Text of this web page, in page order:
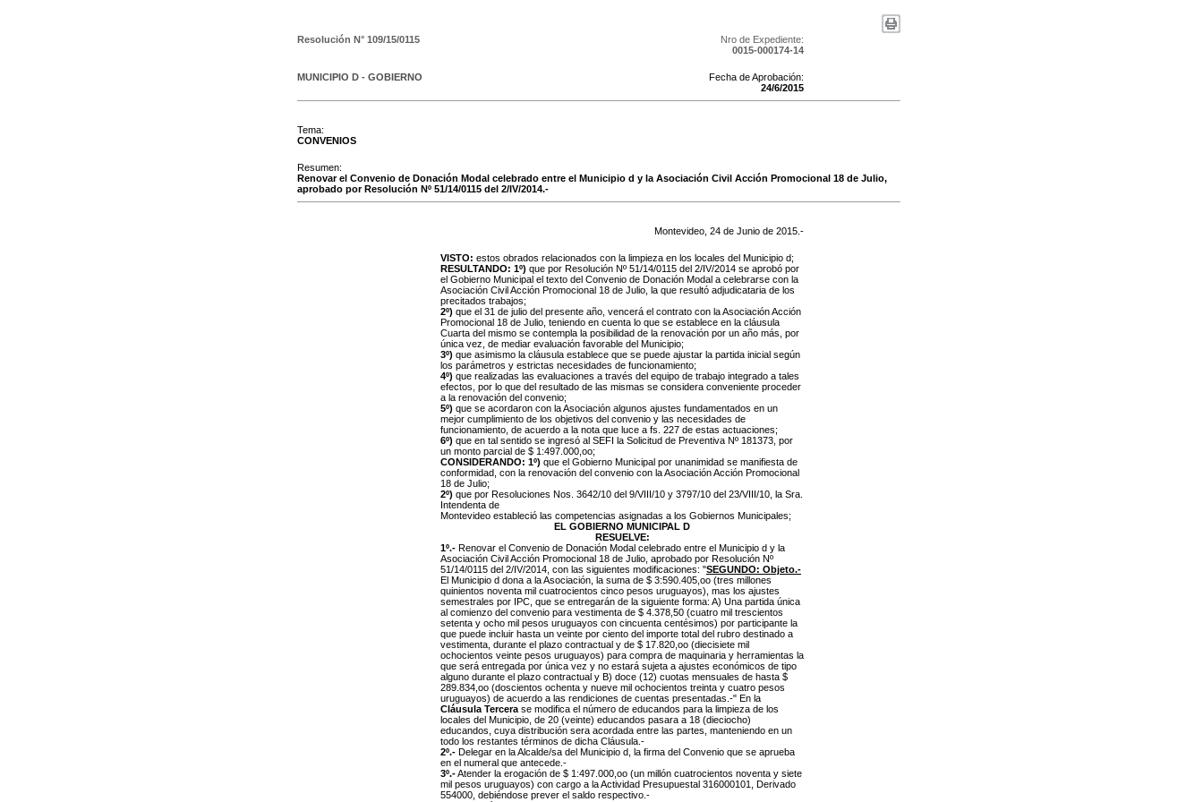
Resolución N° 109/15/0115
Nro de Expediente:
0015-000174-14
MUNICIPIO D - GOBIERNO
Fecha de Aprobación:
24/6/2015
Tema:
CONVENIOS
Resumen:
Renovar el Convenio de Donación Modal celebrado entre el Municipio d y la Asociación Civil Acción Promocional 18 de Julio,
aprobado por Resolución Nº 51/14/0115 del 2/IV/2014.-
Montevideo, 24 de Junio de 2015 .-
VISTO: estos obrados relacionados con la limpieza en los locales del Municipio d;
RESULTANDO: 1º) que por Resolución Nº 51/14/0115 del 2/IV/2014 se aprobó por
el Gobierno Municipal el texto del Convenio de Donación Modal a celebrarse con la
Asociación Civil Acción Promocional 18 de Julio, la que resultó adjudicataria de los
precitados trabajos;
2º) que el 31 de julio del presente año, vencerá el contrato con la Asociación Acción
Promocional 18 de Julio, teniendo en cuenta lo que se establece en la cláusula
Cuarta del mismo se contempla la posibilidad de la renovación por un año más, por
única vez, de mediar evaluación favorable del Municipio;
3º) que asimismo la cláusula establece que se puede ajustar la partida inicial según
los parámetros y estrictas necesidades de funcionamiento;
4º) que realizadas las evaluaciones a través del equipo de trabajo integrado a tales
efectos, por lo que del resultado de las mismas se considera conveniente proceder
a la renovación del convenio;
5º) que se acordaron con la Asociación algunos ajustes fundamentados en un
mejor cumplimiento de los objetivos del convenio y las necesidades de
funcionamiento, de acuerdo a la nota que luce a fs. 227 de estas actuaciones;
6º) que en tal sentido se ingresó al SEFI la Solicitud de Preventiva Nº 181373, por
un monto parcial de $ 1:497.000,oo;
CONSIDERANDO: 1º) que el Gobierno Municipal por unanimidad se manifiesta de
conformidad, con la renovación del convenio con la Asociación Acción Promocional
18 de Julio;
2º) que por Resoluciones Nos. 3642/10 del 9/VIII/10 y 3797/10 del 23/VIII/10, la Sra.
Intendenta de
Montevideo estableció las competencias asignadas a los Gobiernos Municipales;
EL GOBIERNO MUNICIPAL D
RESUELVE:
1º.- Renovar el Convenio de Donación Modal celebrado entre el Municipio d y la
Asociación Civil Acción Promocional 18 de Julio, aprobado por Resolución Nº
51/14/0115 del 2/IV/2014, con las siguientes modificaciones: "SEGUNDO: Objeto.-
El Municipio d dona a la Asociación, la suma de $ 3:590.405,oo (tres millones
quinientos noventa mil cuatrocientos cinco pesos uruguayos), mas los ajustes
semestrales por IPC, que se entregarán de la siguiente forma: A) Una partida única
al comienzo del convenio para vestimenta de $ 4.378,50 (cuatro mil trescientos
setenta y ocho mil pesos uruguayos con cincuenta centésimos) por participante la
que puede incluir hasta un veinte por ciento del importe total del rubro destinado a
vestimenta, durante el plazo contractual y de $ 17.820,oo (diecisiete mil
ochocientos veinte pesos uruguayos) para compra de maquinaria y herramientas la
que será entregada por única vez y no estará sujeta a ajustes económicos de tipo
alguno durante el plazo contractual y B) doce (12) cuotas mensuales de hasta $
289.834,oo (doscientos ochenta y nueve mil ochocientos treinta y cuatro pesos
uruguayos) de acuerdo a las rendiciones de cuentas presentadas.-" En la
Cláusula Tercera se modifica el número de educandos para la limpieza de los
locales del Municipio, de 20 (veinte) educandos pasara a 18 (dieciocho)
educandos, cuya distribución sera acordada entre las partes, manteniendo en un
todo los restantes términos de dicha Cláusula.-
2º.- Delegar en la Alcalde/sa del Municipio d, la firma del Convenio que se aprueba
en el numeral que antecede.-
3º.-Atender la erogación de $ 1:497.000,oo (un millón cuatrocientos noventa y siete
mil pesos uruguayos) con cargo a la Actividad Presupuestal 316000101, Derivado
554000, debiéndose prever el saldo respectivo.-